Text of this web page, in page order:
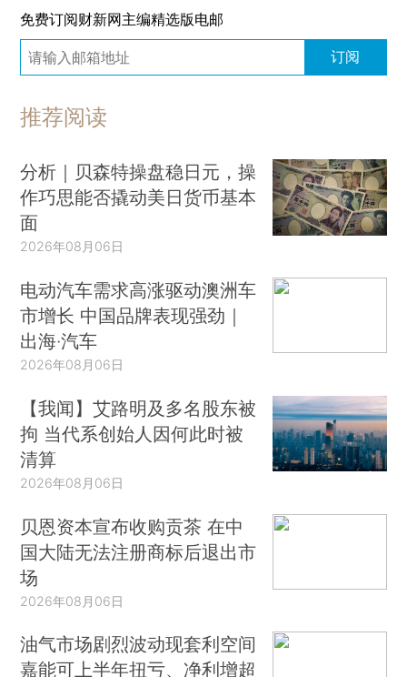
免费订阅财新网主编精选版电邮
订阅
推荐阅读
分析｜贝森特操盘稳日元，操
作巧思能否撬动美日货币基本
面
2026年08月06日
电动汽车需求高涨驱动澳洲车
市增长 中国品牌表现强劲｜
出海·汽车
2026年08月06日
【我闻】艾路明及多名股东被
拘 当代系创始人因何此时被
清算
2026年08月06日
贝恩资本宣布收购贡茶 在中
国大陆无法注册商标后退出市
场
2026年08月06日
油气市场剧烈波动现套利空间
嘉能可上半年扭亏、净利增超